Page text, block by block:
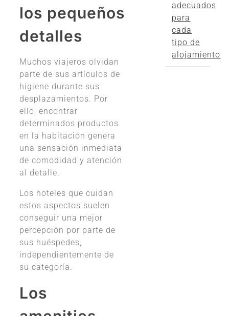
los pequeños
detalles
Muchos viajeros olvidan
parte de sus artículos de
higiene durante sus
desplazamientos. Por
ello, encontrar
determinados productos
en la habitación genera
una sensación inmediata
de comodidad y atención
al detalle.
Los hoteles que cuidan
estos aspectos suelen
conseguir una mejor
percepción por parte de
sus huéspedes,
independientemente de
su categoría.
Los
adecuados
para
cada
tipo de
alojamiento